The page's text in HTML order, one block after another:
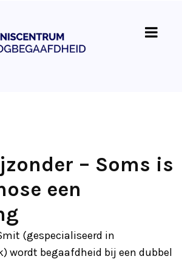
– Soms is
een
(gespecialiseerd in
wordt begaafdheid bij een dubbel